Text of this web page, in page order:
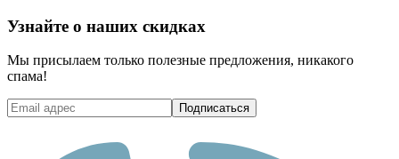
Узнайте о наших скидках
Мы присылаем только полезные предложения, никакого
спама!
Подписаться